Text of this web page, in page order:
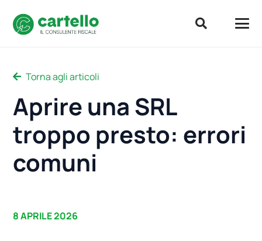
Torna agli articoli
Aprire una SRL
troppo presto: errori
comuni
8 APRILE 2026